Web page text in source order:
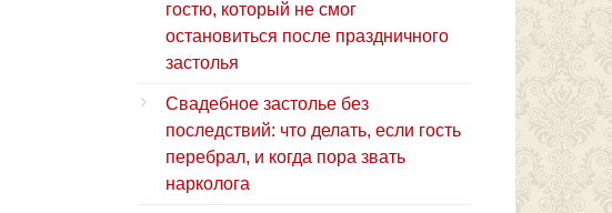
гостю, который не смог
остановиться после праздничного
застолья
Свадебное застолье без
последствий: что делать, если гость
перебрал, и когда пора звать
нарколога